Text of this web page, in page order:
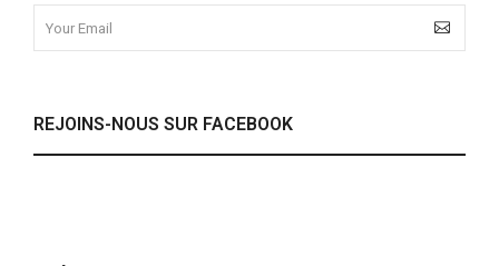
REJOINS-NOUS SUR FACEBOOK